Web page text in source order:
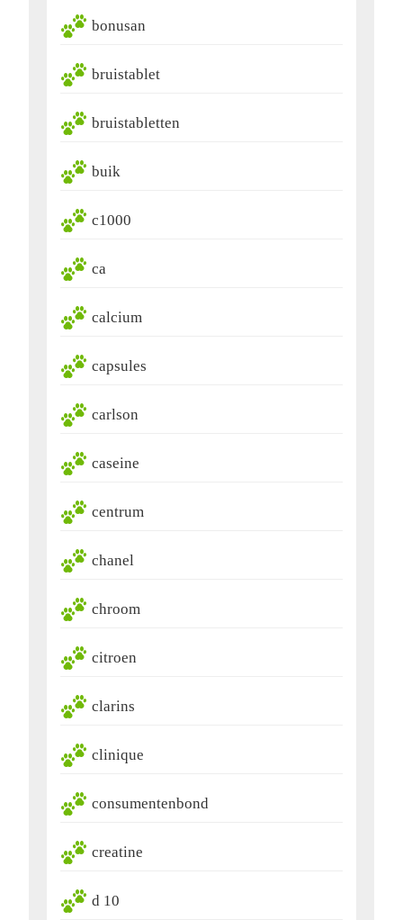
bonusan
bruistablet
bruistabletten
buik
c1000
ca
calcium
capsules
carlson
caseine
centrum
chanel
chroom
citroen
clarins
clinique
consumentenbond
creatine
d 10